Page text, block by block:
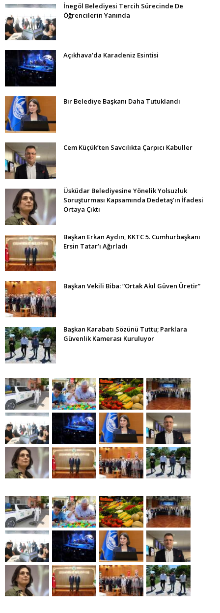
İnegöl Belediyesi Tercih Sürecinde De
Öğrencilerin Yanında
Açıkhava’da Karadeniz Esintisi
Bir Belediye Başkanı Daha Tutuklandı
Cem Küçük’ten Savcılıkta Çarpıcı Kabuller
Üsküdar Belediyesine Yönelik Yolsuzluk
Soruşturması Kapsamında Dedetaş’ın İfadesi
Ortaya Çıktı
Başkan Erkan Aydın, KKTC 5. Cumhurbaşkanı
Ersin Tatar’ı Ağırladı
Başkan Vekili Biba: “Ortak Akıl Güven Üretir”
Başkan Karabatı Sözünü Tuttu; Parklara
Güvenlik Kamerası Kuruluyor